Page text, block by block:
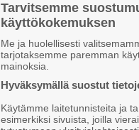
Tarvitsemme
käyttökokemuksen
Me ja huolellisesti
tarjotaksemme paremman
mainoksia.
Hyväksymällä suostut
Käytämme laitetunnisteita ja
esimerkiksi sivuista, joilla